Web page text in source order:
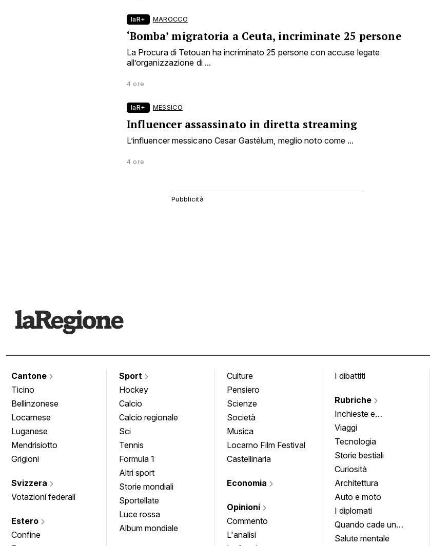
laR+ MAROCCO
‘Bomba’ migratoria a Ceuta, incriminate 25 persone
La Procura di Tetouan ha incriminato 25 persone con accuse legate
all’organizzazione di ...
4 ore
laR+ MESSICO
Influencer assassinato in diretta streaming
L’influencer messicano Cesar Gastélum, meglio noto come ...
4 ore
Cantone
Ticino
Bellinzonese
Locarnese
Luganese
Mendrisiotto
Grigioni
Svizzera
Votazioni federali
Estero
Confine
Sport
Hockey
Calcio
Calcio regionale
Sci
Tennis
Formula 1
Altri sport
Storie mondiali
Sportellate
Luce rossa
Album mondiale
Culture
Pensiero
Scienze
Società
Musica
Locarno Film Festival
Castellinaria
Economia
Opinioni
Commento
L'analisi
I dibattiti
Rubriche
Inchieste e
approfondimenti
Viaggi
Tecnologia
Storie bestiali
Curiosità
Architettura
Auto e moto
I diplomati
Quando cade un
quadro
Salute mentale